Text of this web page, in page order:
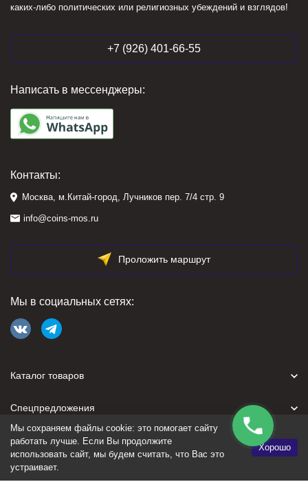
каких-либо политических или религиозных убеждений и взглядов!
+7 (926) 401-66-55
Написать в мессенджеры:
Контакты:
Москва, м.Китай-город, Лучников пер. 7/4 стр. 9
info@coins-mos.ru
Проложить маршрут
Мы в социальных сетях:
Каталог товаров
Спецпредложения
Для покупателя
Политика персональных данных
Мы сохраняем файлы cookie: это помогает сайту
работать лучше. Если Вы продолжите
использовать сайт, мы будем считать, что Вас это
устраивает.
Хорошо